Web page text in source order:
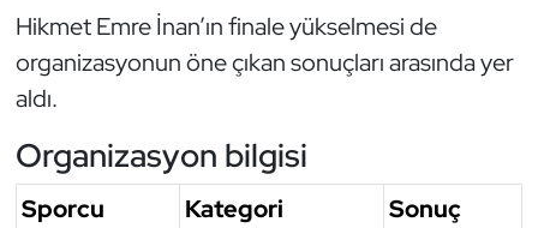
Hikmet Emre İnan’ın finale yükselmesi de
organizasyonun öne çıkan sonuçları arasında yer
aldı.
Organizasyon bilgisi
Sporcu Kategori Sonuç
Su Topu
Tekvando
Tenis